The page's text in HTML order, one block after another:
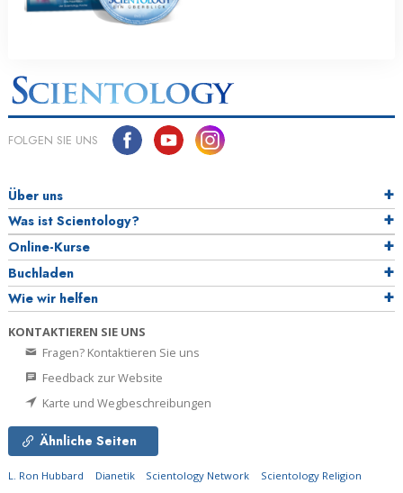
FOLGEN SIE UNS
Über uns
Was ist Scientology?
Online-Kurse
Buchladen
Wie wir helfen
KONTAKTIEREN SIE UNS
Fragen? Kontaktieren Sie uns
Feedback zur Website
Karte und Wegbeschreibungen
Ähnliche Seiten
L. Ron Hubbard Dianetik Scientology Network
Scientology Religion